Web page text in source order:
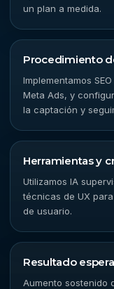
un plan a medida.
Procedimiento
Implementamos
Meta Ads, y
la captación y
Herramientas y
Utilizamos IA
técnicas de UX
de usuario.
Resultado
Aumento sostenido